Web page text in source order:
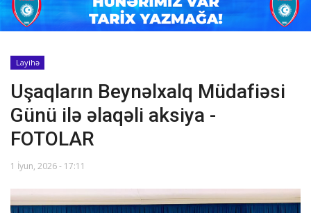
Maraqlı
Əlaqə
Haqqımızda
Köşə yazıları
Dünya futbolu
Hadisə
Layihə
Uşaqların Beynəlxalq Müdafiəsi
Günü ilə əlaqəli aksiya -
FOTOLAR
1 İyun, 2026 - 17:11